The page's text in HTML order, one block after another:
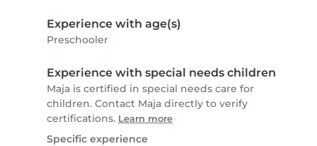
Experience with age(s)
Preschooler
Experience with special needs children
Maja is certified in special needs care for
children. Contact Maja directly to verify
certifications. Learn more
Specific experience